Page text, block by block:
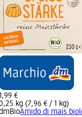
€
kg (7,96 € / 1 kg)
Amido di mais